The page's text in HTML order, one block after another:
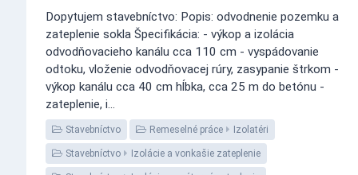
Dopytujem stavebníctvo: Popis: odvodnenie pozemku a
zateplenie sokla Špecifikácia: - výkop a izolácia
odvodňovacieho kanálu cca 110 cm - vyspádovanie
odtoku, vloženie odvodňovacej rúry, zasypanie štrkom -
výkop kanálu cca 40 cm hĺbka, cca 25 m do betónu -
zateplenie, i...
Stavebníctvo Remeselné práce Izolatéri
Stavebníctvo Izolácie a vonkašie zateplenie